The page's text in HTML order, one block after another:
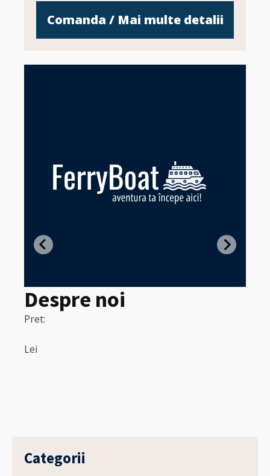
Comanda / Mai multe detalii
Despre noi
Pret:
Lei
Categorii